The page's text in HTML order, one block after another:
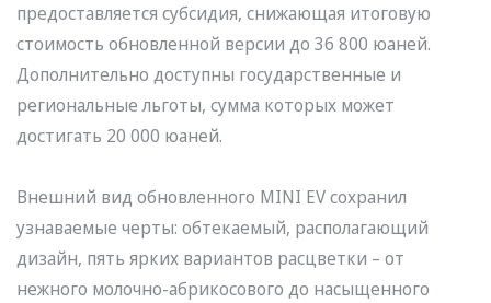
предоставляется субсидия, снижающая итоговую
стоимость обновленной версии до 36 800 юаней.
Дополнительно доступны государственные и
региональные льготы, сумма которых может
достигать 20 000 юаней.
Внешний вид обновленного MINI EV сохранил
узнаваемые черты: обтекаемый, располагающий
дизайн, пять ярких вариантов расцветки – от
нежного молочно-абрикосового до насыщенного